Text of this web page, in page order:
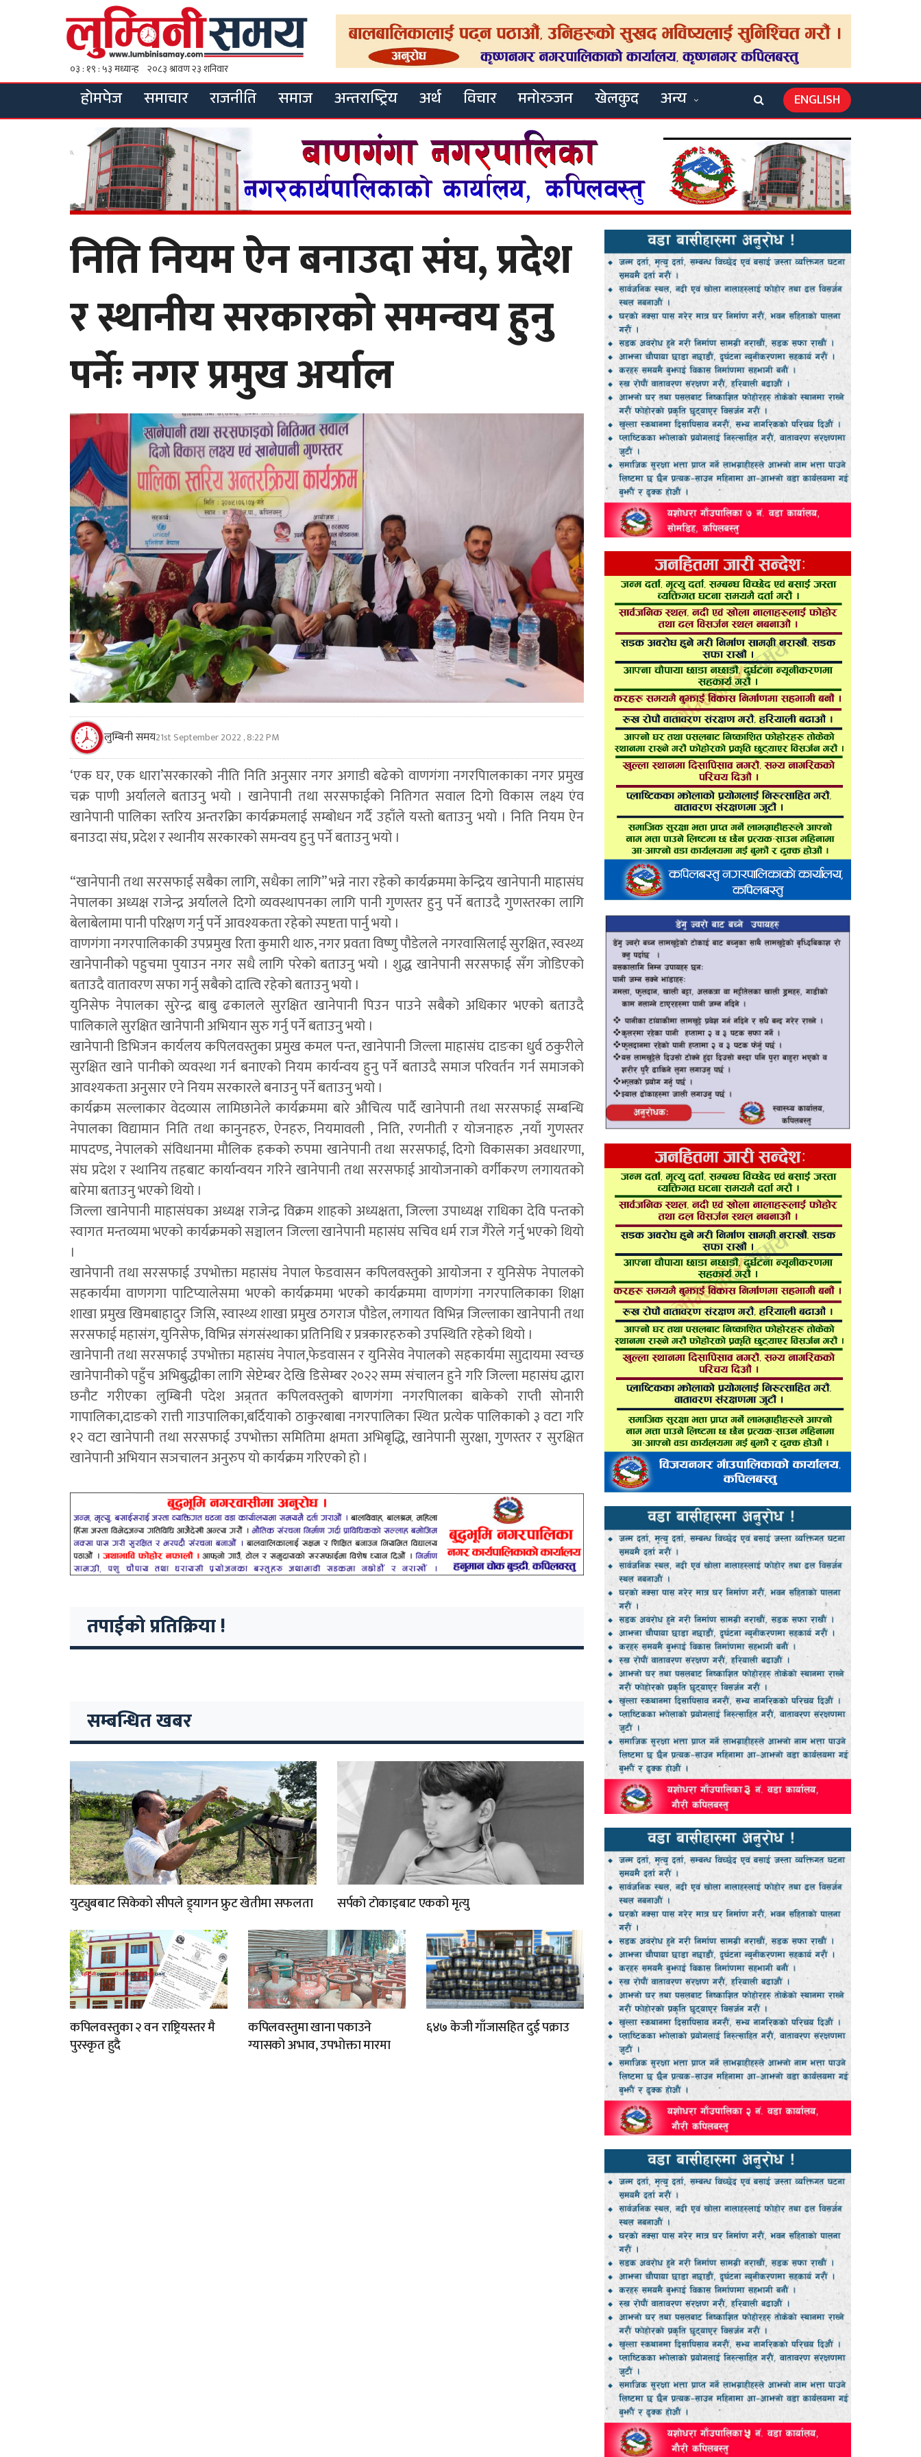
होमपेज समाचार राजनीति समाज अन्तराष्ट्रिय अर्थ विचार मनोरञ्जन खेलकुद अन्य ENGLISH
निति नियम ऐन बनाउदा संघ, प्रदेश
र स्थानीय सरकारको समन्वय हुनु
पर्नेः नगर प्रमुख अर्याल
लुम्बिनी समय21st September 2022 , 8:22 PM
‘एक घर, एक धारा’सरकारको नीति निति अनुसार नगर अगाडी बढेको वाणगंगा नगरपािलकाका नगर प्रमुख
चक्र पाणी अर्यालले बताउनु भयो । खानेपानी तथा सरसफाईको नितिगत सवाल दिगो विकास लक्ष्य एंव
खानेपानी पालिका स्तरिय अन्तरक्रिा कार्यक्रमलाई सम्बोधन गर्दै उहाँले यस्तो बताउनु भयो । निति नियम ऐन
बनाउदा संघ, प्रदेश र स्थानीय सरकारको समन्वय हुनु पर्ने बताउनु भयो ।
“खानेपानी तथा सरसफाई सबैका लागि, सधैका लागि” भन्ने नारा रहेको कार्यक्रममा केन्द्रिय खानेपानी माहासंघ
नेपालका अध्यक्ष राजेन्द्र अर्यालले दिगो व्यवस्थापनका लागि पानी गुणस्तर हुनु पर्ने बताउदै गुणस्तरका लागि
बेलाबेलामा पानी परिक्षण गर्नु पर्ने आवश्यकता रहेको स्पष्टता पार्नु भयो ।
वाणगंगा नगरपालिकाकी उपप्रमुख रिता कुमारी थारु, नगर प्रवता विष्णु पौडेलले नगरवासिलाई सुरक्षित, स्वस्थ्य
खानेपानीको पहुचमा पुयाउन नगर सधै लागि परेको बताउनु भयो । शुद्ध खानेपानी सरसफाई सँग जोडिएको
बताउदै वातावरण सफा गर्नु सबैको दात्वि रहेको बताउनु भयो ।
युनिसेफ नेपालका सुरेन्द्र बाबु ढकालले सुरक्षित खानेपानी पिउन पाउने सबैको अधिकार भएको बताउदै
पालिकाले सुरक्षित खानेपानी अभियान सुरु गर्नु पर्ने बताउनु भयो ।
खानेपानी डिभिजन कार्यलय कपिलवस्तुका प्रमुख कमल पन्त, खानेपानी जिल्ला माहासंघ दाङका धुर्व ठकुरीले
सुरक्षित खाने पानीको व्यवस्था गर्न बनाएको नियम कार्यन्वय हुनु पर्ने बताउदै समाज परिवर्तन गर्न समाजको
आवश्यकता अनुसार एने नियम सरकारले बनाउनु पर्ने बताउनु भयो ।
कार्यक्रम सल्लाकार वेदव्यास लामिछानेले कार्यक्रममा बारे औचित्य पार्दै खानेपानी तथा सरसफाई सम्बन्धि
नेपालका विद्यामान निति तथा कानुनहरु, ऐनहरु, नियमावली , निति, रणनीती र योजनाहरु ,नयाँ गुणस्तर
मापदण्ड, नेपालको संविधानमा मौलिक हकको रुपमा खानेपानी तथा सरसफाई, दिगो विकासका अवधारणा,
संघ प्रदेश र स्थानिय तहबाट कार्यान्वयन गरिने खानेपानी तथा सरसफाई आयोजनाको वर्गीकरण लगायतको
बारेमा बताउनु भएको थियो ।
जिल्ला खानेपानी माहासंघका अध्यक्ष राजेन्द्र विक्रम शाहको अध्यक्षता, जिल्ला उपाध्यक्ष राधिका देवि पन्तको
स्वागत मन्तव्यमा भएको कार्यक्रमको सञ्चालन जिल्ला खानेपानी महासंघ सचिव धर्म राज गैरेले गर्नु भएको थियो
।
खानेपानी तथा सरसफाई उपभोक्ता महासंघ नेपाल फेडवासन कपिलवस्तुको आयोजना र युनिसेफ नेपालको
सहकार्यमा वाणगगा पाटिप्यालेसमा भएको कार्यक्रममा भएको कार्यक्रममा वाणगंगा नगरपालिकाका शिक्षा
शाखा प्रमुख खिमबाहादुर जिसि, स्वास्थ्य शाखा प्रमुख ठगराज पौडेल, लगायत विभिन्न जिल्लाका खानेपानी तथा
सरसफाई महासंग, युनिसेफ, विभिन्न संगसंस्थाका प्रतिनिधि र प्रत्रकारहरुको उपस्थिति रहेको थियो ।
खानेपानी तथा सरसफाई उपभोक्ता महासंघ नेपाल,फेडवासन र युनिसेव नेपालको सहकार्यमा साुदायमा स्वच्छ
खानेपानीको पहुँच अभिबुद्धीका लागि सेप्टेम्बर देखि डिसेम्बर २०२२ सम्म संचालन हुने गरि जिल्ला महासंघ द्धारा
छनौट गरीएका लुम्बिनी पदेश अन्र्तत कपिलवस्तुको बाणगंगा नगरपािलका बाकेको राप्ती सोनारी
गापालिका,दाङको रात्ती गाउपालिका,बर्दियाको ठाकुरबाबा नगरपालिका स्थित प्रत्येक पालिकाको ३ वटा गरि
१२ वटा खानेपानी तथा सरसफाई उपभोक्ता समितिमा क्षमता अभिबृद्धि, खानेपानी सुरक्षा, गुणस्तर र सुरक्षित
खानेपानी अभियान सञचालन अनुरुप यो कार्यक्रम गरिएको हो ।
तपाईको प्रतिक्रिया !
सम्बन्धित खबर
युट्युबबाट सिकेको सीपले ड्र्यागन फ्रुट खेतीमा सफलता सर्पकाे टाेकाइबाट एकको मृत्यु
कपिलवस्तुका २ वन राष्ट्रियस्तर मै
पुरस्कृत हुदै
कपिलवस्तुमा खाना पकाउने
ग्यासको अभाव, उपभोक्ता मारमा
६४७ केजी गाँजासहित दुई पक्राउ